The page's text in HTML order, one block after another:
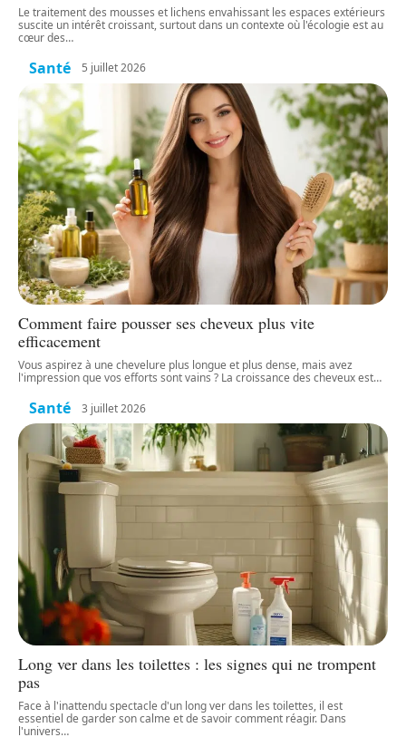
Le traitement des mousses et lichens envahissant les espaces extérieurs
suscite un intérêt croissant, surtout dans un contexte où l'écologie est au
cœur des…
Santé 5 juillet 2026
Comment faire pousser ses cheveux plus vite
efficacement
Vous aspirez à une chevelure plus longue et plus dense, mais avez
l'impression que vos efforts sont vains ? La croissance des cheveux est…
Santé 3 juillet 2026
Long ver dans les toilettes : les signes qui ne trompent
pas
Face à l'inattendu spectacle d'un long ver dans les toilettes, il est
essentiel de garder son calme et de savoir comment réagir. Dans
l'univers…